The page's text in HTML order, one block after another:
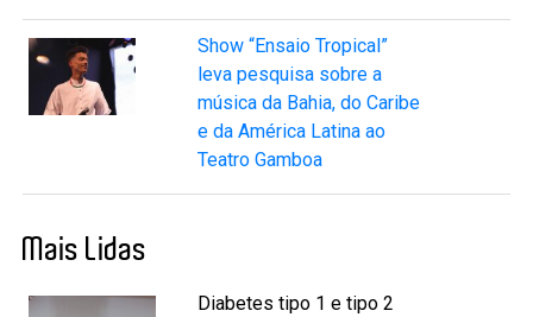
Show “Ensaio Tropical”
leva pesquisa sobre a
música da Bahia, do Caribe
e da América Latina ao
Teatro Gamboa
Mais Lidas
Diabetes tipo 1 e tipo 2